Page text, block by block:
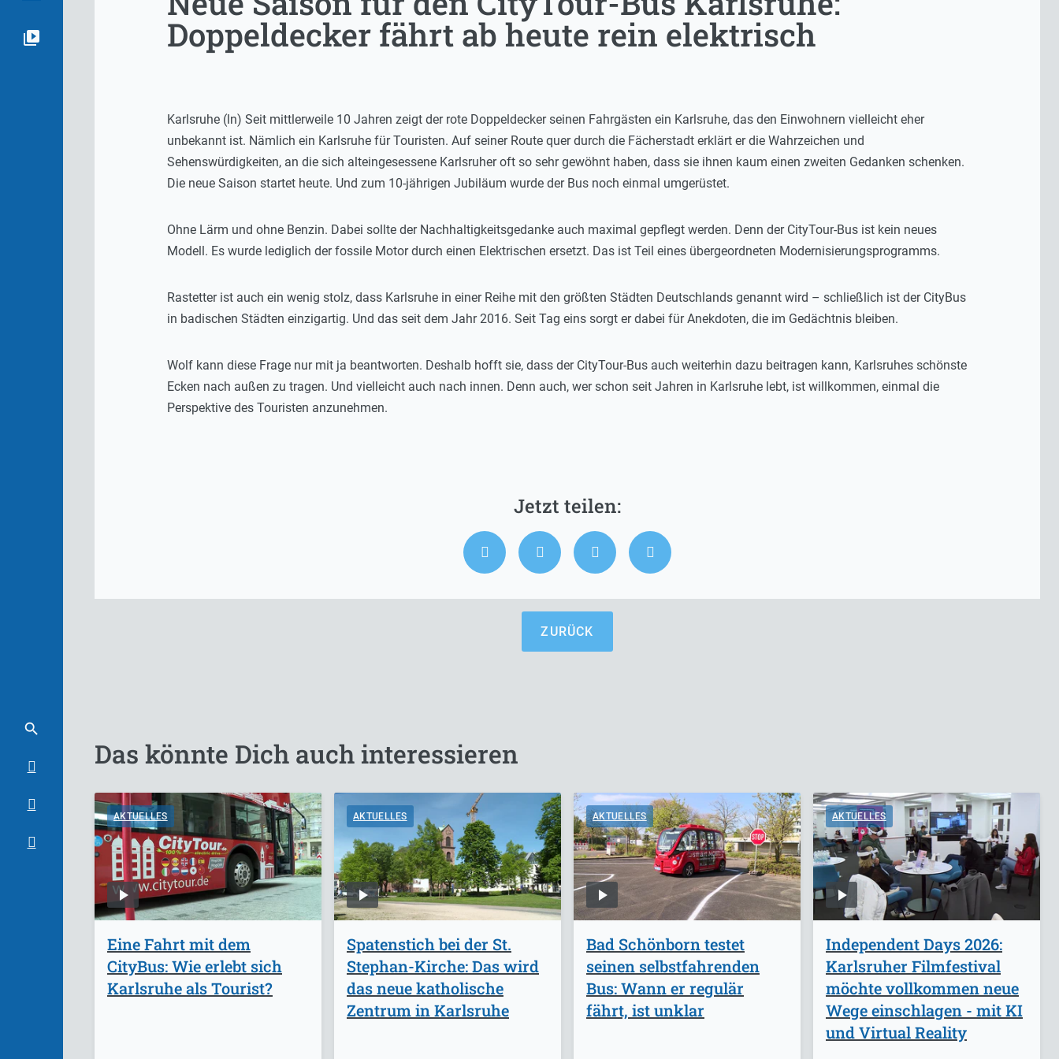
Doppeldecker fährt ab heute rein elektrisch
Karlsruhe (ln) Seit mittlerweile 10 Jahren zeigt der rote Doppeldecker seinen Fahrgästen ein Karlsruhe, das den Einwohnern vielleicht eher
unbekannt ist. Nämlich ein Karlsruhe für Touristen. Auf seiner Route quer durch die Fächerstadt erklärt er die Wahrzeichen und
Sehenswürdigkeiten, an die sich alteingesessene Karlsruher oft so sehr gewöhnt haben, dass sie ihnen kaum einen zweiten Gedanken schenken.
Die neue Saison startet heute. Und zum 10-jährigen Jubiläum wurde der Bus noch einmal umgerüstet.
Ohne Lärm und ohne Benzin. Dabei sollte der Nachhaltigkeitsgedanke auch maximal gepflegt werden. Denn der CityTour-Bus ist kein neues
Modell. Es wurde lediglich der fossile Motor durch einen Elektrischen ersetzt. Das ist Teil eines übergeordneten Modernisierungsprogramms.
Rastetter ist auch ein wenig stolz, dass Karlsruhe in einer Reihe mit den größten Städten Deutschlands genannt wird – schließlich ist der CityBus
in badischen Städten einzigartig. Und das seit dem Jahr 2016. Seit Tag eins sorgt er dabei für Anekdoten, die im Gedächtnis bleiben.
Wolf kann diese Frage nur mit ja beantworten. Deshalb hofft sie, dass der CityTour-Bus auch weiterhin dazu beitragen kann, Karlsruhes schönste
Ecken nach außen zu tragen. Und vielleicht auch nach innen. Denn auch, wer schon seit Jahren in Karlsruhe lebt, ist willkommen, einmal die
Perspektive des Touristen anzunehmen.
ZURÜCK
Das könnte Dich auch interessieren
AKTUELLES
Eine Fahrt mit dem
CityBus: Wie erlebt sich
Karlsruhe als Tourist?
AKTUELLES
Spatenstich bei der St.
Stephan-Kirche: Das wird
das neue katholische
Zentrum in Karlsruhe
AKTUELLES
Bad Schönborn testet
seinen selbstfahrenden
Bus: Wann er regulär
fährt, ist unklar
AKTUELLES
Independent Days 2026:
Karlsruher Filmfestival
möchte vollkommen neue
Wege einschlagen - mit KI
und Virtual Reality